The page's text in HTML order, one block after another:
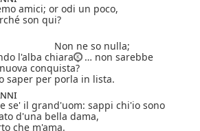
amici; or odi un poco,
son qui?
Non ne so nulla;
l'alba chiara
… non sarebbe
conquista?
saper per porla in lista.
se' il grand'uom: sappi chi'io sono
d'una bella dama,
che m'ama.